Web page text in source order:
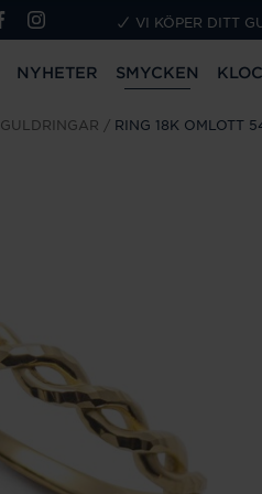
VI KÖPER DITT
NYHETER SMYCKEN
GULDRINGAR RING 18K OMLOTT